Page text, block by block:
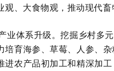
观、大食物观，推动现代
业体系升级。挖掘乡村
培育海参、草莓、人参、
进农产品初加工和精深加